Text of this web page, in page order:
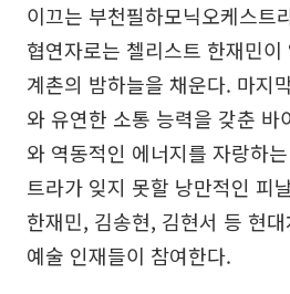
이끄는 부천필하모닉오케스트
협연자로는 첼리스트 한재민
계촌의 밤하늘을 채운다. 마지
와 유연한 소통 능력을 갖춘 바
와 역동적인 에너지를 자랑하
트라가 잊지 못할 낭만적인 피
한재민, 김송현, 김현서 등 현
예술 인재들이 참여한다.